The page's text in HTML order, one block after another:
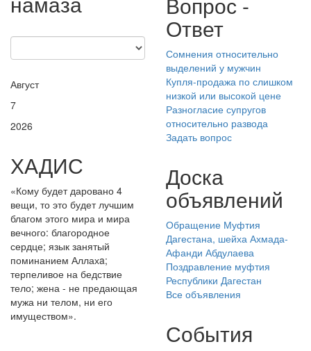
Август
7
2026
ХАДИС
«Кому будет даровано 4
вещи, то это будет лучшим
благом этого мира и мира
вечного: благородное
сердце; язык занятый
поминанием Аллахa;
терпеливое на бедствие
тело; жена - не предающая
мужа ни телом, ни его
имуществом».
Ответ
Сомнения относительно
выделений у мужчин
Купля-продажа по слишком
низкой или высокой цене
Разногласие супругов
относительно развода
Задать вопрос
Доска
объявлений
Обращение Муфтия
Дагестана, шейха Ахмада-
Афанди Абдулаева
Поздравление муфтия
Республики Дагестан
Все объявления
События